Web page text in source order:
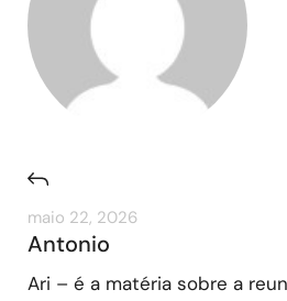
maio 22, 2026
Antonio
Ari – é a matéria sobre a